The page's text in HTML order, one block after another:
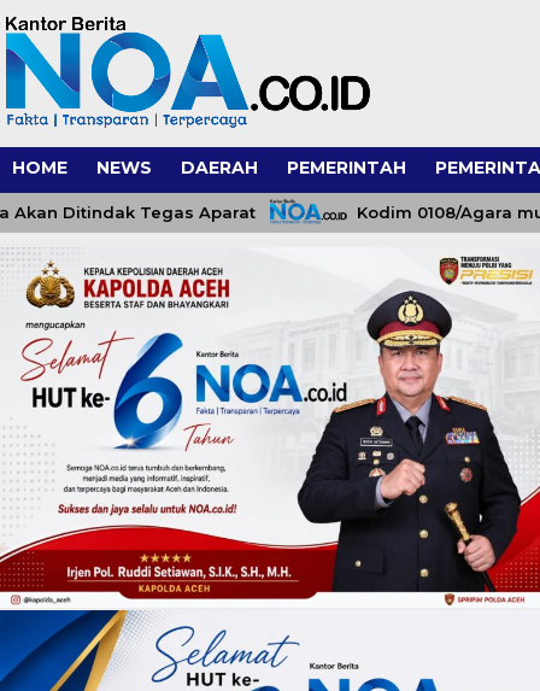
HOME NEWS DAERAH PEMERINTAH
Ditindak Tegas Aparat Kodim 0108/Agara mulai